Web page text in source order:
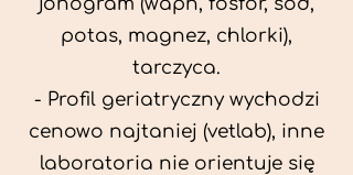
potas, magnez, chlorki),
tarczyca.
- Profil geriatryczny wychodzi
cenowo najtaniej (vetlab), inne
laboratoria nie orientuje się